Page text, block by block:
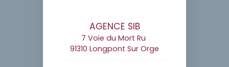
AGENCE SIB
7 Voie du Mort Ru
91310 Longpont Sur Orge